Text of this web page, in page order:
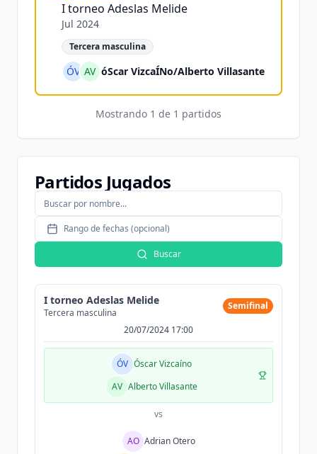
I torneo Adeslas Melide
Jul 2024
Tercera masculina
ÓV AV óScar VizcaÍNo/Alberto Villasante
Mostrando 1 de 1 partidos
Partidos Jugados
Rango de fechas (opcional)
Buscar
I torneo Adeslas Melide
Tercera masculina
Semifinal
20/07/2024 17:00
ÓV Óscar Vizcaíno
AV Alberto Villasante
vs
AO Adrian Otero